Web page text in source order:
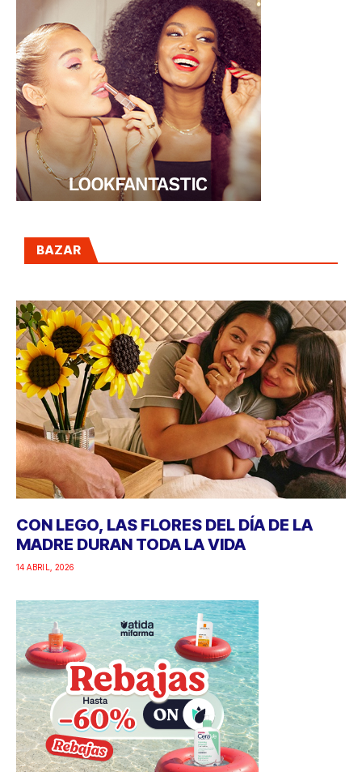
BAZAR
CON LEGO, LAS FLORES DEL DÍA DE LA
MADRE DURAN TODA LA VIDA
14 ABRIL, 2026